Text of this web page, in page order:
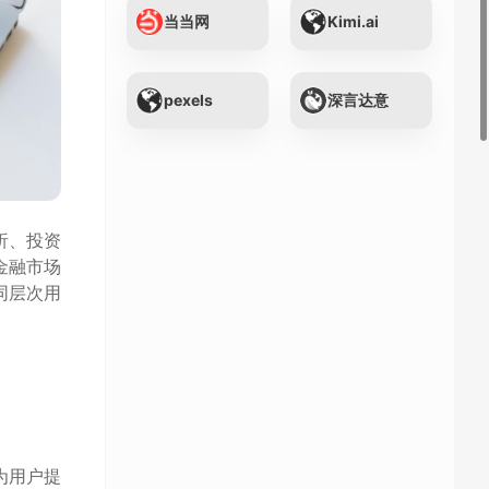
、投资
融市场
层次用
用户提
当当网 Kimi.ai
pexels 深言达意